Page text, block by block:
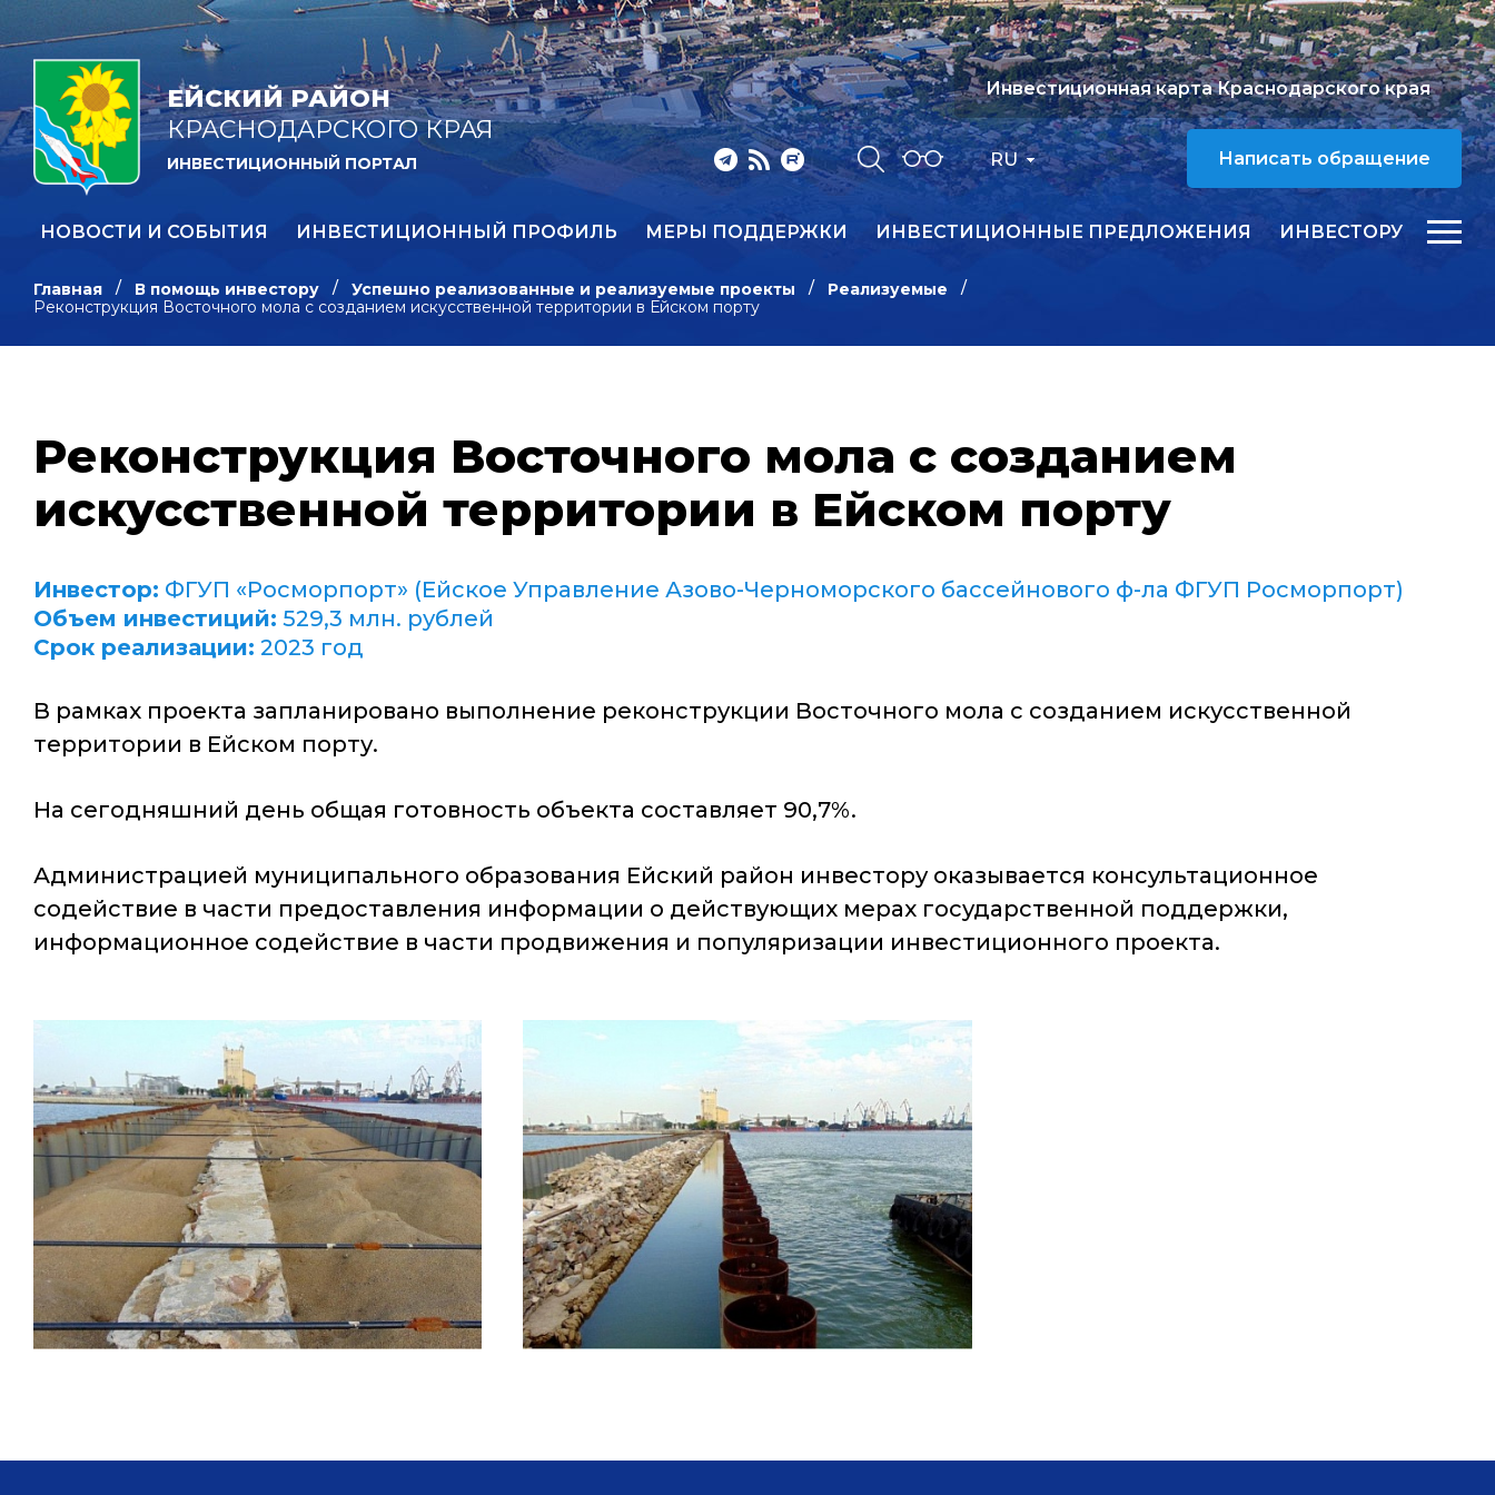
ЕЙСКИЙ РАЙОН
КРАСНОДАРСКОГО КРАЯ
ИНВЕСТИЦИОННЫЙ ПОРТАЛ RU
Инвестиционная карта Краснодарского края
Написать обращение
НОВОСТИ И СОБЫТИЯ ИНВЕСТИЦИОННЫЙ ПРОФИЛЬ МЕРЫ ПОДДЕРЖКИ ИНВЕСТИЦИОННЫЕ ПРЕДЛОЖЕНИЯ ИНВЕСТОРУ
Главная В помощь инвестору Успешно реализованные и реализуемые проекты
Реализуемые
Реконструкция Восточного мола с созданием искусственной территории в Ейском порту
Реконструкция Восточного мола с созданием
искусственной территории в Ейском порту
Инвестор: ФГУП «Росморпорт» (Ейское Управление Азово-Черноморского бассейнового ф-ла ФГУП Росморпорт)
Объем инвестиций: 529,3 млн. рублей
Срок реализации: 2023 год
В рамках проекта запланировано выполнение реконструкции Восточного мола с созданием искусственной
территории в Ейском порту.
На сегодняшний день общая готовность объекта составляет 90,7%.
Администрацией муниципального образования Ейский район инвестору оказывается консультационное
содействие в части предоставления информации о действующих мерах государственной поддержки,
информационное содействие в части продвижения и популяризации инвестиционного проекта.